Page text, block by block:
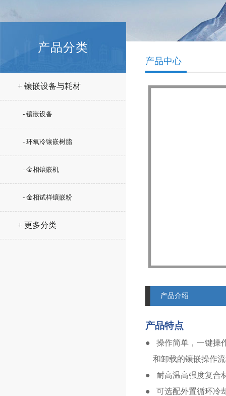
产品分类
+ 镶嵌设备与耗材
- 镶嵌设备
- 环氧冷镶嵌树脂
- 金相镶嵌机
- 金相试样镶嵌粉
+ 更多分类
产品中心
产品介绍
产品特点
● 操作简单，一键操
和卸载的镶嵌操作
● 耐高温高强度复合
● 可选配外置循环冷